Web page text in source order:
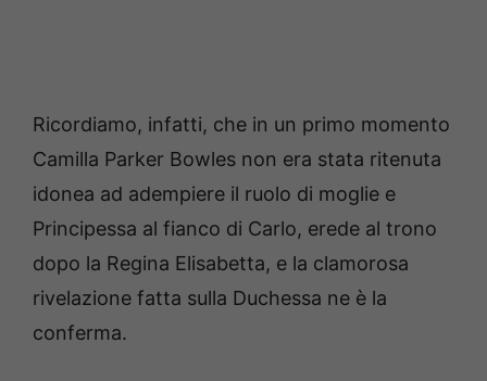
Ricordiamo, infatti, che in un primo momento
Camilla Parker Bowles non era stata ritenuta
idonea ad adempiere il ruolo di moglie e
Principessa al fianco di Carlo, erede al trono
dopo la Regina Elisabetta, e la clamorosa
rivelazione fatta sulla Duchessa ne è la
conferma.